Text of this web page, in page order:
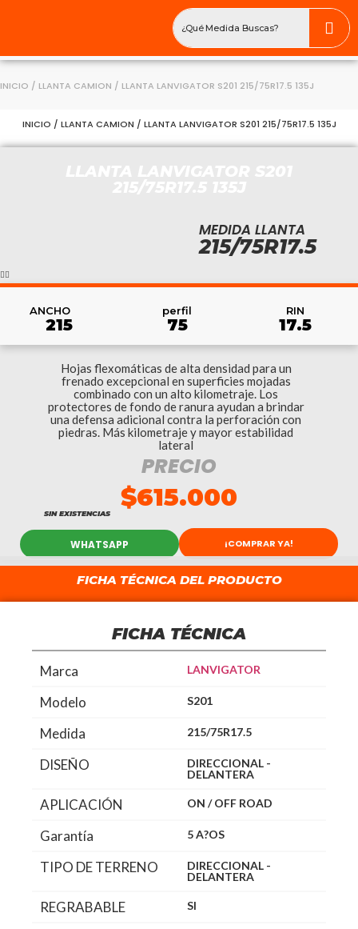
INICIO / LLANTA CAMION / LLANTA LANVIGATOR S201 215/75R17.5 135J
INICIO / LLANTA CAMION / LLANTA LANVIGATOR S201 215/75R17.5 135J
MEDIDA LLANTA
215/75R17.5
ANCHO
215
perfil
75
RIN
17.5
Hojas flexomáticas de alta densidad para un
frenado excepcional en superficies mojadas
combinado con un alto kilometraje. Los
protectores de fondo de ranura ayudan a brindar
una defensa adicional contra la perforación con
piedras. Más kilometraje y mayor estabilidad
lateral
PRECIO
$615.000
SIN EXISTENCIAS
WHATSAPP ¡COMPRAR YA!
FICHA TÉCNICA DEL PRODUCTO
FICHA TÉCNICA
Marca LANVIGATOR
Modelo S201
Medida 215/75R17.5
DISEÑO
DIRECCIONAL -
DELANTERA
APLICACIÓN ON / OFF ROAD
Garantía 5 A?OS
TIPO DE TERRENO
DIRECCIONAL -
DELANTERA
REGRABABLE SI